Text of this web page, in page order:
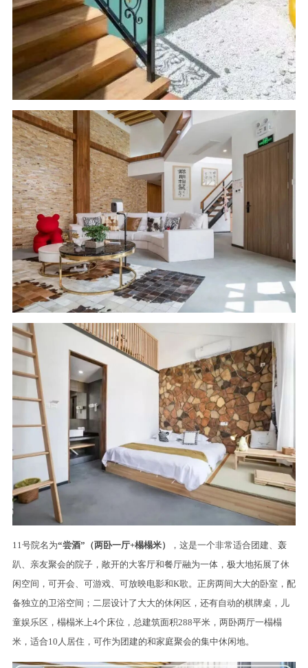
11号院名为“尝酒”（两卧一厅+榻榻米）
，这是一个非常适合团建、轰
趴、亲友聚会的院子，敞开的大客厅和餐厅融为一体，极大地拓展了休
闲空间，可开会、可游戏、可放映电影和K歌。正房两间大大的卧室，配
备独立的卫浴空间；二层设计了大大的休闲区，还有自动的棋牌桌，儿
童娱乐区，榻榻米上4个床位，总建筑面积288平米，两卧两厅一榻榻
米，适合10人居住，可作为团建的和家庭聚会的集中休闲地。